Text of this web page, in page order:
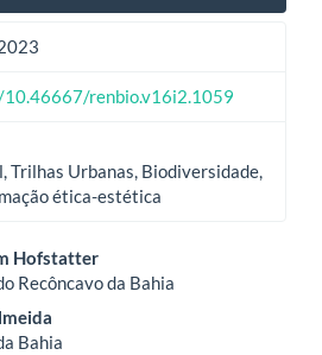
renbio.v16i2.1059
Trilhas Urbanas, Biodiversidade,
ética-estética
Hofstatter
Recôncavo da Bahia
Bahia